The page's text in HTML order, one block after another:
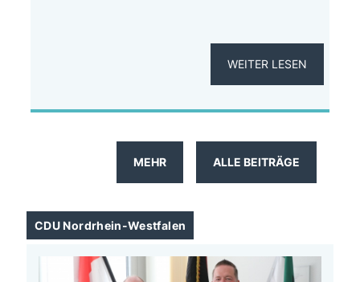
WEITER LESEN
ALLE BEITRÄGE
MEHR
CDU Nordrhein-Westfalen